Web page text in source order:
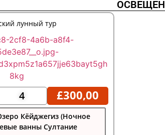
лунный тур
4 £300,00
Кёйджегиз (Ночное
ванны Султание